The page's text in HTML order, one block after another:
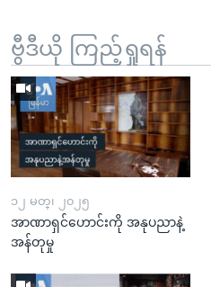
ဗွီဒီယို ကြည့်ရှုရန်
၁၂ မတ္၊ ၂၀၂၅
အာဏာရှင်ဟောင်းကို အနုပညာနဲ့
အန်တုမှု